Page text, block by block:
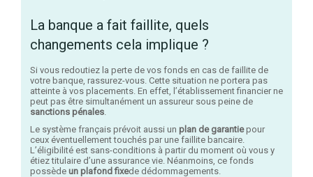
La banque a fait faillite, quels
changements cela implique ?
Si vous redoutiez la perte de vos fonds en cas de faillite de
votre banque, rassurez-vous. Cette situation ne portera pas
atteinte à vos placements. En effet, l’établissement financier ne
peut pas être simultanément un assureur sous peine de
sanctions pénales
Le système français prévoit aussi un plan de garantiepour
ceux éventuellement touchés par une faillite bancaire.
L’éligibilité est sans-conditions à partir du moment où vous y
étiez titulaire d’une assurance vie. Néanmoins, ce fonds
possède un plafond fixede dédommagements.